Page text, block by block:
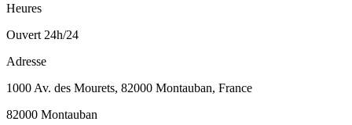
Heures
Ouvert 24h/24
Adresse
1000 Av. des Mourets, 82000 Montauban, France
82000 Montauban